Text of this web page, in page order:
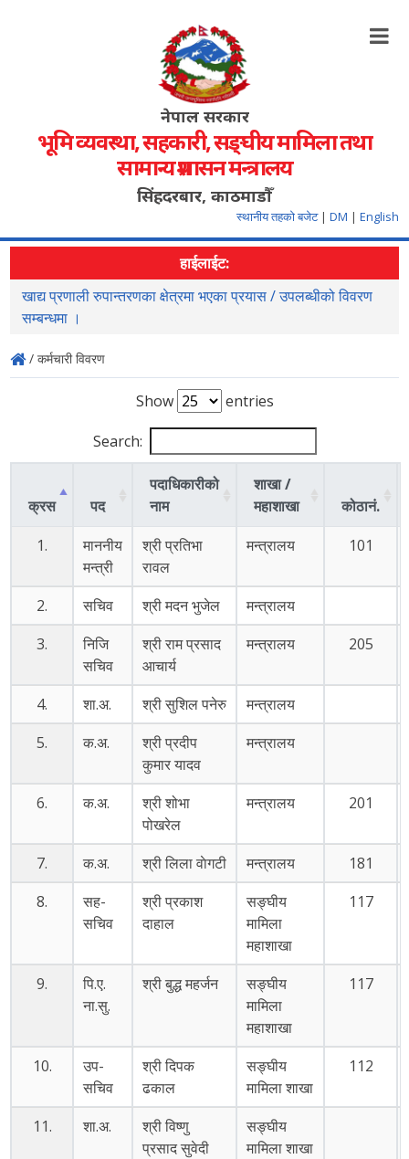
नेपाल सरकार
भूमि व्यवस्था, सहकारी, सङ्‍घीय मामिला तथा
सामान्य प्रशासन मन्त्रालय
सिंहदरबार, काठमाडौँ
स्थानीय तहको बजेट | DM | English
हाईलाईट:
/ उपलब्धीको विवरण
सहजिकरण तथा समन्वय गर्ने सम्वन्धमा ।
/ कर्मचारी विवरण
Show
entries
Search:
क्रस पद
पदाधिकारीको
नाम
शाखा /
महाशाखा
कोठानं.
1.
माननीय
मन्त्री
श्री प्रतिभा
रावल
मन्त्रालय 101
2. सचिव श्री मदन भुजेल
मन्त्रालय
3.
निजि
सचिव
श्री राम प्रसाद
आचार्य
मन्त्रालय 205
4. शा.अ. श्री सुशिल पनेरु
मन्त्रालय
5.
क.अ.
श्री प्रदीप
कुमार यादव
मन्त्रालय
6. क.अ.
श्री शोभा
पोखरेल
मन्त्रालय 201
7. क.अ. श्री लिला वाेगटी मन्त्रालय
181
8.
सह-
सचिव
श्री प्रकाश
दाहाल
सङ्घीय
मामिला
महाशाखा
117
9.
पि.ए.
ना.सु.
श्री बुद्ध महर्जन
सङ्घीय
मामिला
महाशाखा
117
10.
उप-
सचिव
श्री दिपक
ढकाल
सङ्घीय
मामिला शाखा
112
11. शा.अ.
श्री विष्णु
प्रसाद सुवेदी
सङ्घीय
मामिला शाखा